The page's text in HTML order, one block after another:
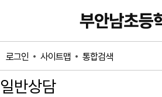
로그인 사이트맵 통합검색
일반상담